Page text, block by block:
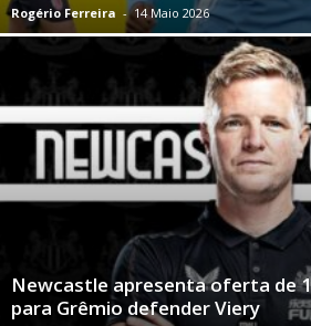
Rogério Ferreira - 14 Maio 2026
Newcastle apresenta oferta de
para Grêmio defender Viery